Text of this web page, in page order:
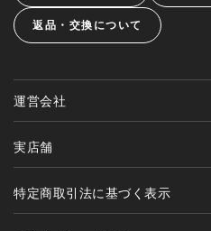
返品・交換について
運営会社
実店舗
特定商取引法に基づく表示